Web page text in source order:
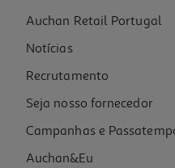
Oleo Real Natura Urucum Coco
52.1 €/Lt
10,42 €
Auchan Retail Portugal
Notícias
Recrutamento
Seja nosso fornecedor
Campanhas e
Auchan&Eu